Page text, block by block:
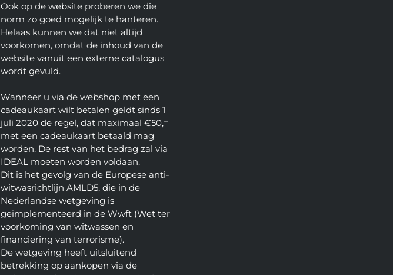
Ook op de website proberen we die
norm zo goed mogelijk te hanteren.
Helaas kunnen we dat niet altijd
voorkomen, omdat de inhoud van de
website vanuit een externe catalogus
wordt gevuld.
Wanneer u via de webshop met een
cadeaukaart wilt betalen geldt sinds 1
juli 2020 de regel, dat maximaal €50,=
met een cadeaukaart betaald mag
worden. De rest van het bedrag zal via
IDEAL moeten worden voldaan.
Dit is het gevolg van de Europese anti-
witwasrichtlijn AMLD5, die in de
Nederlandse wetgeving is
geïmplementeerd in de Wwft (Wet ter
voorkoming van witwassen en
financiering van terrorisme).
De wetgeving heeft uitsluitend
betrekking op aankopen via de